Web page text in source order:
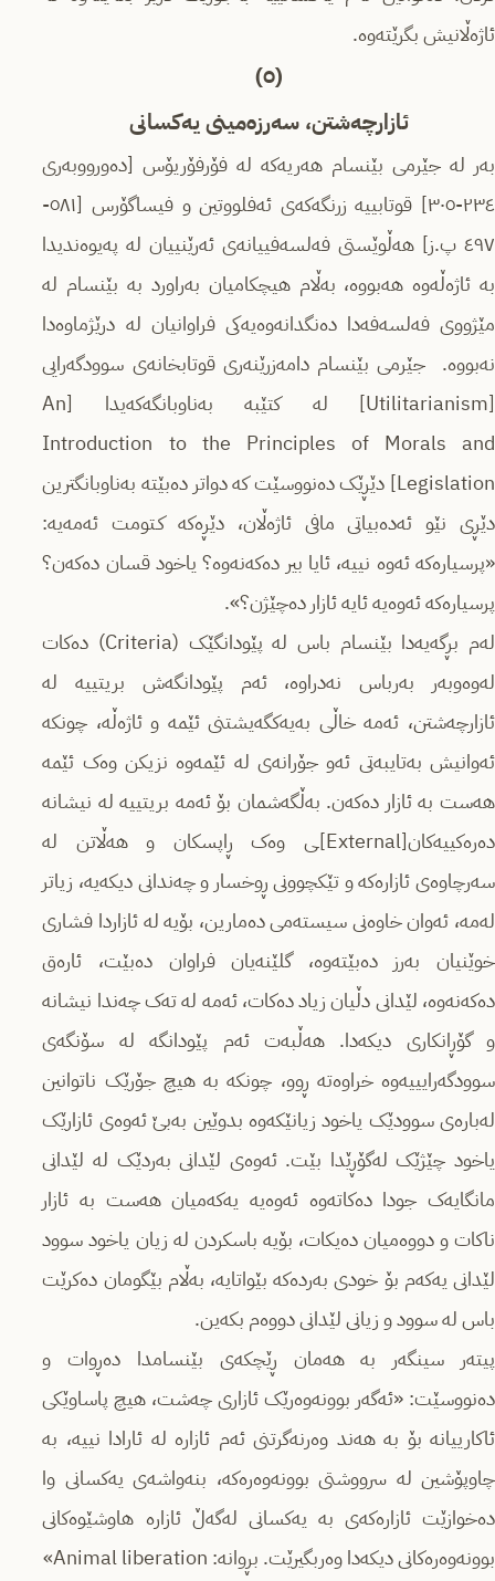
ئاژەڵانیش بگرێتەوە.
(٥)
ئازارچەشتن، سەرزەمینی یەکسانی
بەر لە جێرمی بێنسام هەریەکە لە فۆرفۆریۆس [دەورووبەری
٢٣٤-٣٠٥] قوتابییە زرنگەکەی ئەفلووتین و فیساگۆرس [٥٨١-
٤٩٧ پ.ز] هەڵوێستی فەلسەفییانەی ئەرێنییان لە پەیوەندیدا
بە ئاژەڵەوە هەبووە، بەڵام هیچکامیان بەراورد بە بێنسام لە
مێژووی فەلسەفەدا دەنگدانەوەیەکی فراوانیان لە درێژماوەدا
نەبووە. جێرمی بێنسام دامەزرێنەری قوتابخانەی سوودگەرایی
[Utilitarianism] لە کتێبە بەناوبانگەکەیدا [An
Introduction to the Principles of Morals and
Legislation] دێڕێک دەنووسێت کە دواتر دەبێتە بەناوبانگترین
دێڕی نێو ئەدەبیاتی مافی ئاژەڵان، دێڕەکە کـتومت ئەمەیە:
«پرسیارەکە ئەوە نییە، ئایا بیر دەکەنەوە؟ یاخود قسان دەکەن؟
پرسیارەکە ئەوەیە ئایە ئازار دەچێژن؟».
لەم بڕگەیەدا بێنسام باس لە پێودانگێک (Criteria) دەکات
لەوەوبەر بەرباس نەدراوە، ئەم پێودانگەش بریتییە لە
ئازارچەشتن، ئەمە خاڵی بەیەکگەیشتنی ئێمە و ئاژەڵە، چونکە
ئەوانیش بەتایبەتی ئەو جۆرانەی لە ئێمەوە نزیکن وەک ئێمە
هەست بە ئازار دەکەن. بەڵگەشمان بۆ ئەمە بریتییە لە نیشانە
دەرەکییەکان[External]ـی وەک ڕاپسکان و هەڵاتن لە
سەرچاوەی ئازارەکە و تێکچوونی ڕوخسار و چەندانی دیکەیە، زیاتر
لەمە، ئەوان خاوەنی سیستەمی دەمارین، بۆیە لە ئازاردا فشاری
خوێنیان بەرز دەبێتەوە، گلێنەیان فراوان دەبێت، ئارەق
دەکەنەوە، لێدانی دڵیان زیاد دەکات، ئەمە لە تەک چەندا نیشانە
و گۆڕانکاری دیکەدا. هەڵبەت ئەم پێودانگە لە سۆنگەی
سوودگەرایییەوە خراوەتە ڕوو، چونکە بە هیچ جۆرێک ناتوانین
لەبارەی سوودێک یاخود زیانێکەوە بدوێین بەبێ ئەوەی ئازارێک
یاخود چێژێک لەگۆڕێدا بێت. ئەوەی لێدانی بەردێک لە لێدانی
مانگایەک جودا دەکاتەوە ئەوەیە یەکەمیان هەست بە ئازار
ناکات و دووەمیان دەیکات، بۆیە باسکردن لە زیان یاخود سوود
لێدانی یەکەم بۆ خودی بەردەکە بێواتایە، بەڵام بێگومان دەکرێت
باس لە سوود و زیانی لێدانی دووەم بکەین.
پیتەر سینگەر بە هەمان ڕێچکەی بێنسامدا دەڕوات و
دەنووسێت: «ئەگەر بوونەوەرێک ئازاری چەشت، هیچ پاساوێکی
ئاکارییانە بۆ بە هەند وەرنەگرتنی ئەم ئازارە لە ئارادا نییە، بە
چاوپۆشین لە سرووشتی بوونەوەرەکە، بنەواشەی یەکسانی وا
دەخوازێت ئازارەکەی بە یەکسانی لەگەڵ ئازارە هاوشێوەکانی
بوونەوەرەکانی دیکەدا وەربگیرێت. بڕوانە: Animal liberation»